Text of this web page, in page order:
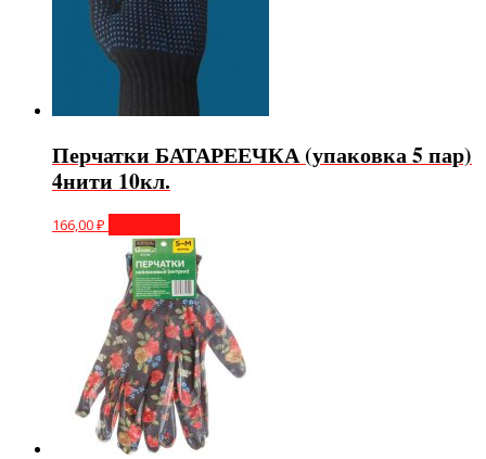
Перчатки БАТАРЕЕЧКА (упаковка 5 пар)
4нити 10кл.
166,00₽